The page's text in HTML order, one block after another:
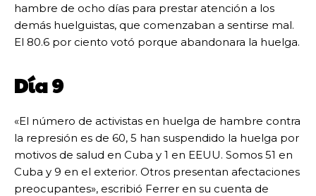
hambre de ocho días para prestar atención a los
demás huelguistas, que comenzaban a sentirse mal.
El 80.6 por ciento votó porque abandonara la huelga.
Día 9
«El número de activistas en huelga de hambre contra
la represión es de 60, 5 han suspendido la huelga por
motivos de salud en Cuba y 1 en EEUU. Somos 51 en
Cuba y 9 en el exterior. Otros presentan afectaciones
preocupantes», escribió Ferrer en su cuenta de